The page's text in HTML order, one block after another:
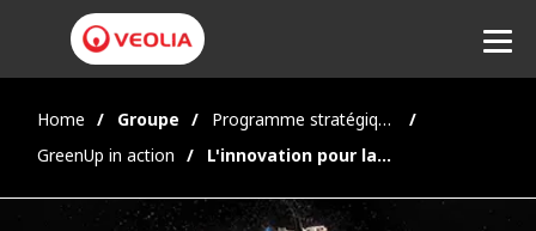
Home Groupe
Programme stratégique 2027 GreenUp
GreenUp in action
L'innovation pour la sécurité écologique